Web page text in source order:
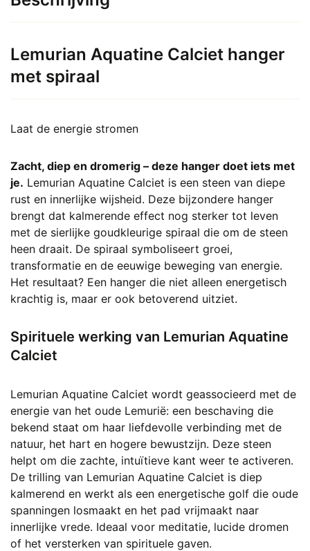
Lemurian Aquatine Calciet hanger
met spiraal
Laat de energie stromen
Zacht, diep en dromerig – deze hanger doet iets met
je. Lemurian Aquatine Calciet is een steen van diepe
rust en innerlijke wijsheid. Deze bijzondere hanger
brengt dat kalmerende effect nog sterker tot leven
met de sierlijke goudkleurige spiraal die om de steen
heen draait. De spiraal symboliseert groei,
transformatie en de eeuwige beweging van energie.
Het resultaat? Een hanger die niet alleen energetisch
krachtig is, maar er ook betoverend uitziet.
Spirituele werking van Lemurian Aquatine
Calciet
Lemurian Aquatine Calciet wordt geassocieerd met de
energie van het oude Lemurië: een beschaving die
bekend staat om haar liefdevolle verbinding met de
natuur, het hart en hogere bewustzijn. Deze steen
helpt om die zachte, intuïtieve kant weer te activeren.
De trilling van Lemurian Aquatine Calciet is diep
kalmerend en werkt als een energetische golf die oude
spanningen losmaakt en het pad vrijmaakt naar
innerlijke vrede. Ideaal voor meditatie, lucide dromen
of het versterken van spirituele gaven.